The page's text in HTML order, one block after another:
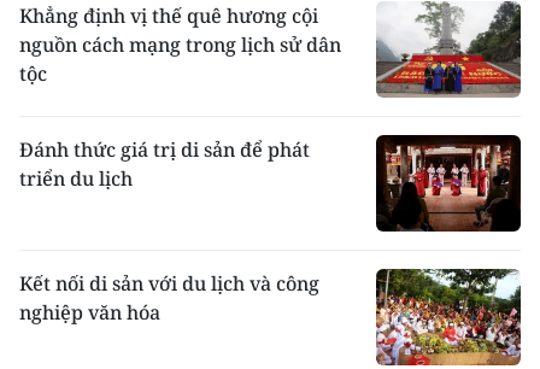
Khẳng định vị thế quê hương cội
nguồn cách mạng trong lịch sử dân
tộc
Đánh thức giá trị di sản để phát
triển du lịch
Kết nối di sản với du lịch và công
nghiệp văn hóa